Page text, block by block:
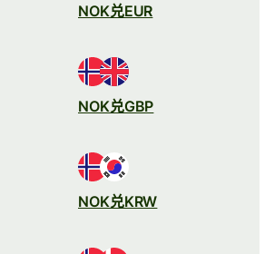
NOK兑EUR
NOK兑GBP
NOK兑KRW